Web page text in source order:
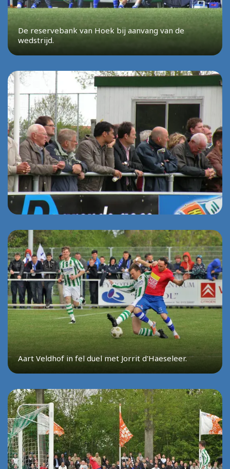
De reservebank van Hoek bij aanvang van de
wedstrijd.
Aart Veldhof in fel duel met Jorrit d'Haeseleer.